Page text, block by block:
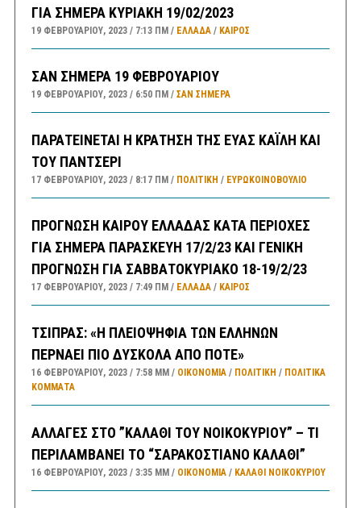
ΓΙΑ ΣΗΜΕΡΑ ΚΥΡΙΑΚΗ 19/02/2023
19 ΦΕΒΡΟΥΑΡΊΟΥ, 2023 7:13 ΠΜ ΕΛΛΑΔA/ ΚΑΙΡΌΣ
ΣΑΝ ΣΗΜΕΡΑ 19 ΦΕΒΡΟΥΑΡΙΟΥ
19 ΦΕΒΡΟΥΑΡΊΟΥ, 2023 6:50 ΠΜ ΣΑΝ ΣΉΜΕΡΑ
ΠΑΡΑΤΕΙΝΕΤΑΙ Η ΚΡΑΤΗΣΗ ΤΗΣ ΕΥΑΣ ΚΑΪΛΗ ΚΑΙ
ΤΟΥ ΠΑΝΤΣΕΡΙ
17 ΦΕΒΡΟΥΑΡΊΟΥ, 2023 8:17 ΠΜ ΠΟΛΙΤΙΚΗ / ΕΥΡΩΚΟΙΝΟΒΟΥΛΙΟ
ΠΡΟΓΝΩΣΗ ΚΑΙΡΟΥ ΕΛΛΑΔΑΣ ΚΑΤΑ ΠΕΡΙΟΧΕΣ
ΓΙΑ ΣΗΜΕΡΑ ΠΑΡΑΣΚΕΥΗ 17/2/23 ΚΑΙ ΓΕΝΙΚΗ
ΠΡΟΓΝΩΣΗ ΓΙΑ ΣΑΒΒΑΤΟΚΥΡΙΑΚΟ 18-19/2/23
17 ΦΕΒΡΟΥΑΡΊΟΥ, 2023 7:49 ΠΜ ΕΛΛΑΔA/ ΚΑΙΡΌΣ
ΤΣΙΠΡΑΣ: «Η ΠΛΕΙΟΨΗΦΙΑ ΤΩΝ ΕΛΛΗΝΩΝ
ΠΕΡΝΑΕΙ ΠΙΟ ΔΥΣΚΟΛΑ ΑΠΟ ΠΟΤΕ»
16 ΦΕΒΡΟΥΑΡΊΟΥ, 2023 7:58 ΜΜ ΟΙΚΟΝΟΜΙΑ/ ΠΟΛΙΤΙΚΗ / ΠΟΛΙΤΙΚΆ
ΚΌΜΜΑΤΑ
ΑΛΛΑΓΕΣ ΣΤΟ ”ΚΑΛΑΘΙ ΤΟΥ ΝΟΙΚΟΚΥΡΙΟΥ” – ΤΙ
ΠΕΡΙΛΑΜΒΑΝΕΙ ΤΟ “ΣΑΡΑΚΟΣΤΙΑΝΟ ΚΑΛΑΘΙ”
16 ΦΕΒΡΟΥΑΡΊΟΥ, 2023 3:35 ΜΜ ΟΙΚΟΝΟΜΙΑ/ ΚΑΛΑΘΙ ΝΟΙΚΟΚΥΡΙΟΥ